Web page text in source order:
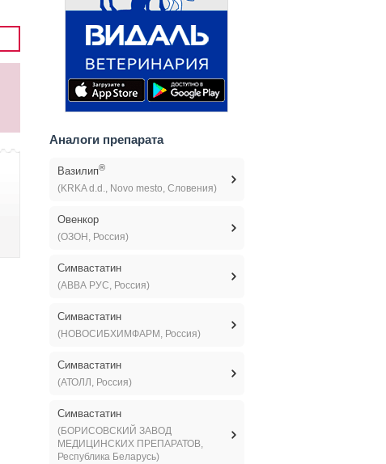
Аналоги препарата
Вазилип®
(KRKA d.d., Novo mesto, Словения)
Овенкор
(ОЗОН, Россия)
Симвастатин
(АВВА РУС, Россия)
Симвастатин
(НОВОСИБХИМФАРМ, Россия)
Симвастатин
(АТОЛЛ, Россия)
Симвастатин
(БОРИСОВСКИЙ ЗАВОД
МЕДИЦИНСКИХ ПРЕПАРАТОВ,
Республика Беларусь)